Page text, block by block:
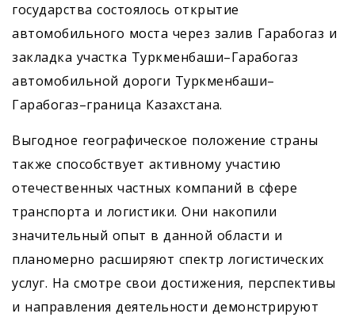
государства состоялось открытие
автомобильного моста через залив Гарабогаз и
закладка участка Турк­менбаши–Гарабогаз
автомобильной дороги Туркменбаши–
Гарабогаз–граница Казахстана.
Выгодное географическое положение страны
также способствует активному участию
отечественных частных компаний в сфере
транспорта и логистики. Они накопили
значительный опыт в данной области и
планомерно расширяют спектр логистических
услуг. На смотре свои достижения, перспективы
и направления деятельности демонстрируют